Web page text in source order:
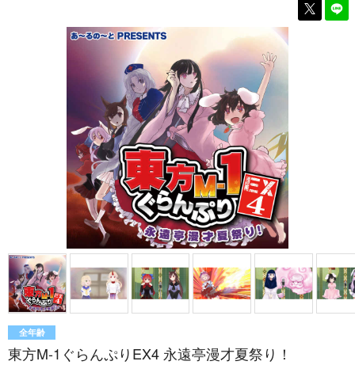
全年齢
東方M-1ぐらんぷりEX4 永遠亭漫才夏祭り！